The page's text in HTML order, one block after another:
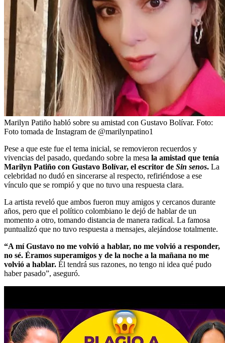
Marilyn Patiño habló sobre su amistad con Gustavo Bolívar. Foto:
Foto tomada de Instagram de @marilynpatino1
Pese a que este fue el tema inicial, se removieron recuerdos y
vivencias del pasado, quedando sobre la mesa la amistad que tenía
Marilyn Patiño con Gustavo Bolívar, el escritor de Sin senos. La
celebridad no dudó en sincerarse al respecto, refiriéndose a ese
vínculo que se rompió y que no tuvo una respuesta clara.
La artista reveló que ambos fueron muy amigos y cercanos durante
años, pero que el político colombiano le dejó de hablar de un
momento a otro, tomando distancia de manera radical. La famosa
puntualizó que no tuvo respuesta a mensajes, alejándose totalmente.
“A mí Gustavo no me volvió a hablar, no me volvió a responder,
no sé. Éramos superamigos y de la noche a la mañana no me
volvió a hablar. Él tendrá sus razones, no tengo ni idea qué pudo
haber pasado”, aseguró.